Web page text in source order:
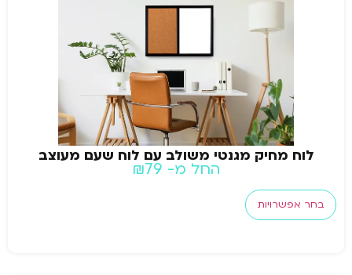
לוח מחיק מגנטי משולב עם לוח שעם מעוצב
החל מ- ₪79
בחר אפשרויות